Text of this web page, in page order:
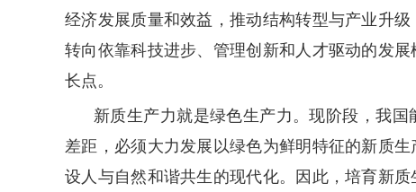
经济发展质量和效益，推动结构转型与产业升
转向依靠科技进步、管理创新和人才驱动的发
长点。
新质生产力就是绿色生产力。现阶段，我
差距，必须大力发展以绿色为鲜明特征的新质
设人与自然和谐共生的现代化。因此，培育新